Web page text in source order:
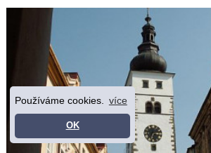
Používáme cookies. více
OK